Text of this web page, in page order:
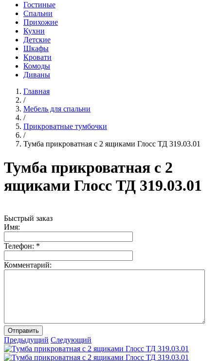
Гостиные
Спальни
Прихожие
Кухни
Детские
Шкафы
Кровати
Комоды
Диваны
Главная
/
Мебель для спальни
/
Прикроватные тумбочки
/
Тумба прикроватная с 2 ящиками Глосс ТД 319.03.01
Тумба прикроватная с 2
ящиками Глосс ТД 319.03.01
Быстрый заказ
Имя:
Телефон: *
Комментарий:
Отправить
Предыдущий Следующий